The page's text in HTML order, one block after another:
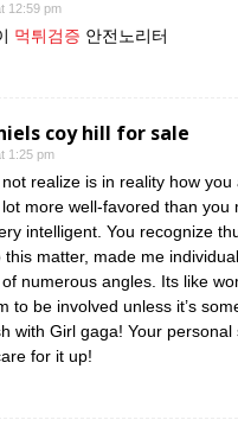
12:59 pm
먹튀검증 안전노리터
coy hill for sale
1:25 pm
realize is in reality how
more well-favored than you
intelligent. You recognize
this matter, made me
numerous angles. Its like
to be involved unless it’s
with Girl gaga! Your personal
for it up!